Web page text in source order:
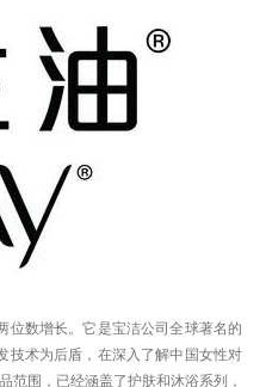
位数增长。它是宝洁公司全球著名的
技术为后盾，在深入了解中国女性对
范围，已经涵盖了护肤和沐浴系列，